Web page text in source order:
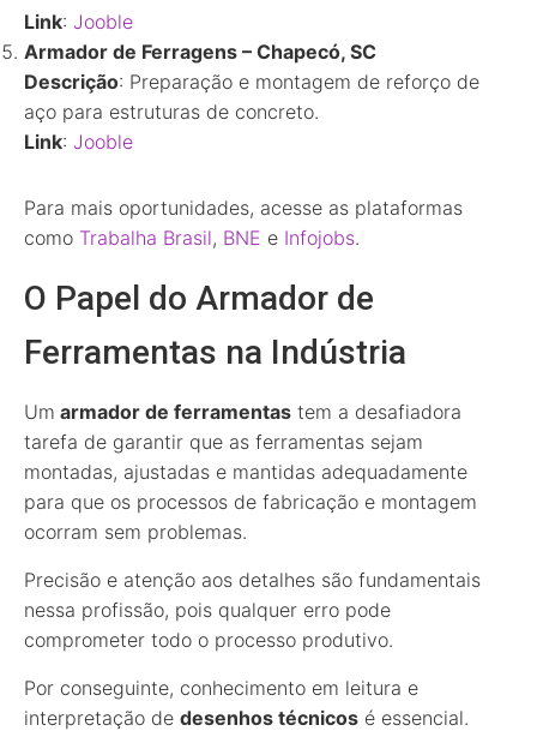
Link: Jooble
Armador de Ferragens – Chapecó, SC
Descrição: Preparação e montagem de reforço de
aço para estruturas de concreto.
Link: Jooble
Para mais oportunidades, acesse as plataformas
como Trabalha Brasil, BNE e Infojobs.
O Papel do Armador de
Ferramentas na Indústria
Um armador de ferramentas tem a desafiadora
tarefa de garantir que as ferramentas sejam
montadas, ajustadas e mantidas adequadamente
para que os processos de fabricação e montagem
ocorram sem problemas.
Precisão e atenção aos detalhes são fundamentais
nessa profissão, pois qualquer erro pode
comprometer todo o processo produtivo.
Por conseguinte, conhecimento em leitura e
interpretação de desenhos técnicos é essencial.